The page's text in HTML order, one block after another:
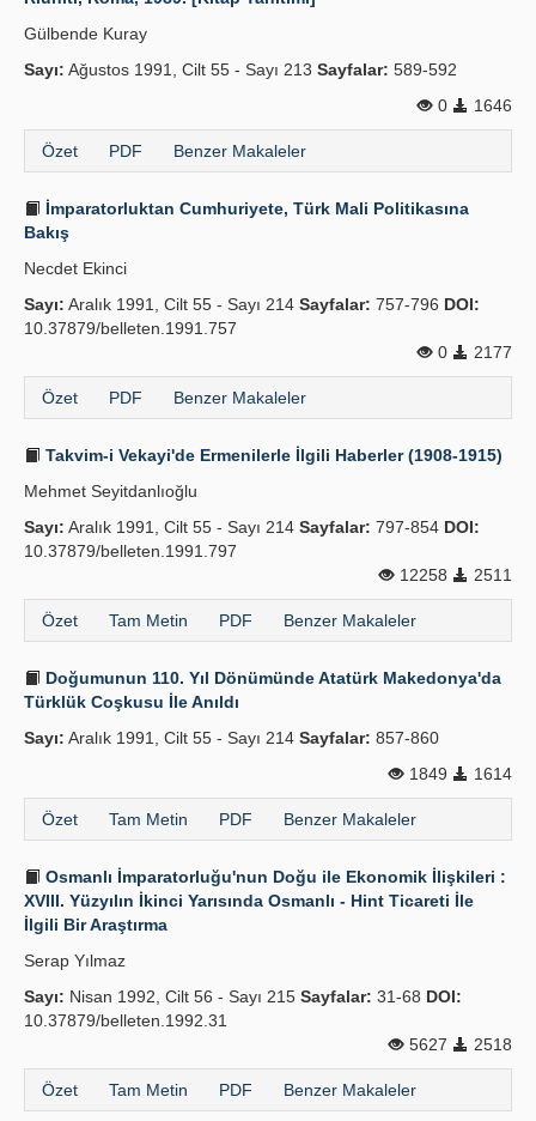
Gülbende Kuray
Sayı: Ağustos 1991, Cilt 55 - Sayı 213 Sayfalar: 589-592
0
1646
Özet PDF Benzer Makaleler
İmparatorluktan Cumhuriyete, Türk Mali Politikasına
Bakış
Necdet Ekinci
Sayı: Aralık 1991, Cilt 55 - Sayı 214 Sayfalar: 757-796 DOI:
10.37879/belleten.1991.757
0
2177
Özet PDF Benzer Makaleler
Takvim-i Vekayi'de Ermenilerle İlgili Haberler (1908-1915)
Mehmet Seyitdanlıoğlu
Sayı: Aralık 1991, Cilt 55 - Sayı 214 Sayfalar: 797-854 DOI:
10.37879/belleten.1991.797
12258
2511
Özet Tam Metin PDF Benzer Makaleler
Doğumunun 110. Yıl Dönümünde Atatürk Makedonya'da
Türklük Coşkusu İle Anıldı
Sayı: Aralık 1991, Cilt 55 - Sayı 214 Sayfalar: 857-860
1849
1614
Özet Tam Metin PDF Benzer Makaleler
Osmanlı İmparatorluğu'nun Doğu ile Ekonomik İlişkileri :
XVIII. Yüzyılın İkinci Yarısında Osmanlı - Hint Ticareti İle
İlgili Bir Araştırma
Serap Yılmaz
Sayı: Nisan 1992, Cilt 56 - Sayı 215 Sayfalar: 31-68 DOI:
10.37879/belleten.1992.31
5627
2518
Özet Tam Metin PDF Benzer Makaleler